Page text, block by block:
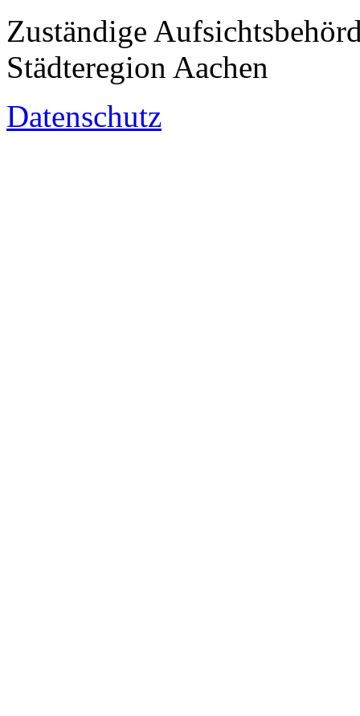
Zuständige
Städteregion Aachen
Datenschutz